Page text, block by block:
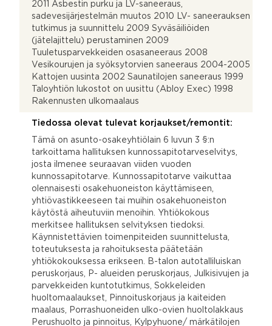
2011 Asbestin purku ja LV-saneeraus,
sadevesijärjestelmän muutos 2010 LV- saneerauksen
tutkimus ja suunnittelu 2009 Syväsäiliöiden
(jätelajittelu) perustaminen 2009
Tuuletusparvekkeiden osasaneeraus 2008
Vesikourujen ja syöksytorvien saneeraus 2004-2005
Kattojen uusinta 2002 Saunatilojen saneeraus 1999
Taloyhtiön lukostot on uusittu (Abloy Exec) 1998
Rakennusten ulkomaalaus
Tiedossa olevat tulevat korjaukset/remontit:
Tämä on asunto-osakeyhtiölain 6 luvun 3 §:n
tarkoittama hallituksen kunnossapitotarveselvitys,
josta ilmenee seuraavan viiden vuoden
kunnossapitotarve. Kunnossapitotarve vaikuttaa
olennaisesti osakehuoneiston käyttämiseen,
yhtiövastikkeeseen tai muihin osakehuoneiston
käytöstä aiheutuviin menoihin. Yhtiökokous
merkitsee hallituksen selvityksen tiedoksi.
Käynnistettävien toimenpiteiden suunnittelusta,
toteutuksesta ja rahoituksesta päätetään
yhtiökokouksessa erikseen. B-talon autotalliluiskan
peruskorjaus, P- alueiden peruskorjaus, Julkisivujen ja
parvekkeiden kuntotutkimus, Sokkeleiden
huoltomaalaukset, Pinnoituskorjaus ja kaiteiden
maalaus, Porrashuoneiden ulko-ovien huoltolakkaus
Perushuolto ja pinnoitus, Kylpyhuone/ märkätilojen